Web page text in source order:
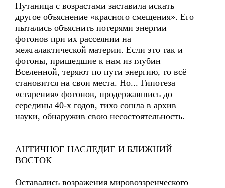
Путаница с возрастами заставила искать
другое объяснение «красного смещения». Его
пытались объяснить потерями энергии
фотонов при их рассеянии на
межгалактической материи. Если это так и
фотоны, пришедшие к нам из глубин
Вселенной, теряют по пути энергию, то всё
становится на свои места. Но... Гипотеза
«старения» фотонов, продержавшись до
середины 40-х годов, тихо сошла в архив
науки, обнаружив свою несостоятельность.
АНТИЧНОЕ НАСЛЕДИЕ И БЛИЖНИЙ
ВОСТОК
Оставались возражения мировоззренческого